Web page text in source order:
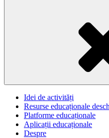
Idei de activități
Resurse educaționale
Platforme educaționale
Aplicații educaționale
Despre